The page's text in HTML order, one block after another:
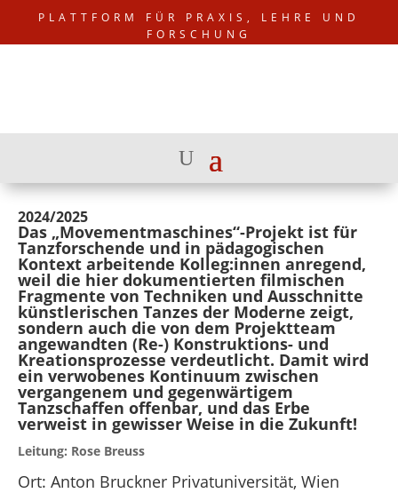
PLATTFORM FÜR PRAXIS, LEHRE UND
FORSCHUNG
2024/2025
Das „Movementmaschines“-Projekt ist für
Tanzforschende und in pädagogischen
Kontext arbeitende Kolleg:innen anregend,
weil die hier dokumentierten filmischen
Fragmente von Techniken und Ausschnitte
künstlerischen Tanzes der Moderne zeigt,
sondern auch die von dem Projektteam
angewandten (Re-) Konstruktions- und
Kreationsprozesse verdeutlicht. Damit wird
ein verwobenes Kontinuum zwischen
vergangenem und gegenwärtigem
Tanzschaffen offenbar, und das Erbe
verweist in gewisser Weise in die Zukunft!
Leitung: Rose Breuss
Ort: Anton Bruckner Privatuniversität, Wien